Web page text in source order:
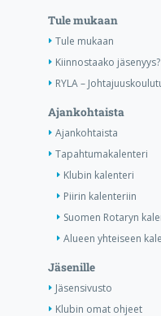
Tule mukaan
Tule mukaan
Kiinnostaako jäsenyys?
RYLA –
Ajankohtaista
Ajankohtaista
Tapahtumakalenteri
Klubin kalenteri
Piirin kalenteriin
Suomen Rotaryn
Alueen yhteiseen
Jäsenille
Jäsensivusto
Klubin omat ohjeet